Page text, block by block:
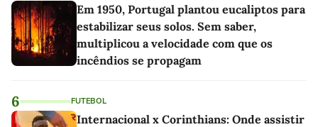
Em 1950, Portugal plantou eucaliptos para
estabilizar seus solos. Sem saber,
multiplicou a velocidade com que os
incêndios se propagam
6 FUTEBOL
Internacional x Corinthians: Onde assistir